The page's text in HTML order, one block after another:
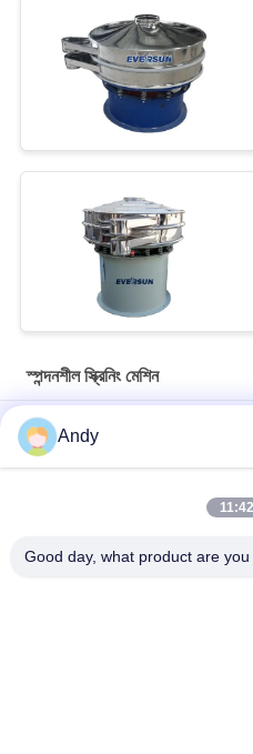
স্পন্দনশীল স্ক্রিনিং মেশিন
সিলিকা বালি সিভ করার জন্য স্টেইনলেস স্টিল
সূক্ষ্ম এবং মোটা পদার্থ আলাদা করার জন্য
Andy
Good day, what product are